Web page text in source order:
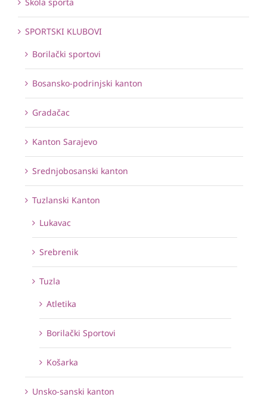
SPORTSKI KLUBOVI
Borilački sportovi
Bosansko-podrinjski kanton
Gradačac
Kanton Sarajevo
Srednjobosanski kanton
Tuzlanski Kanton
Lukavac
Srebrenik
Tuzla
Atletika
Borilački Sportovi
Košarka
Unsko-sanski kanton